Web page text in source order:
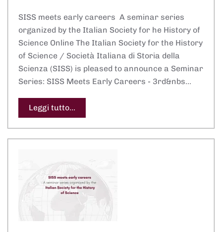
SISS meets early careers A seminar series
organized by the Italian Society for he History of
Science Online The Italian Society for the History
of Science / Società Italiana di Storia della
Scienza (SISS) is pleased to announce a Seminar
Series: SISS Meets Early Careers - 3rd&nbs…
Leggi tutto...